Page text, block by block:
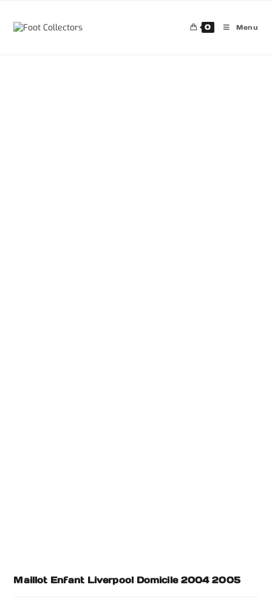
0 Menu
Maillot Enfant Liverpool Domicile 2004 2005